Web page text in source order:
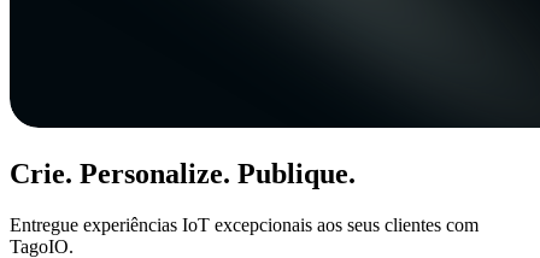
Crie. Personalize. Publique.
Entregue experiências IoT excepcionais aos seus clientes com
TagoIO.